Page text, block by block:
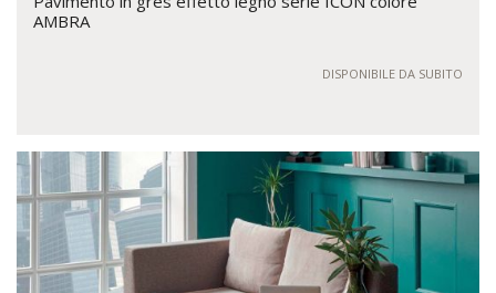
AMBRA
DISPONIBILE DA SUBITO